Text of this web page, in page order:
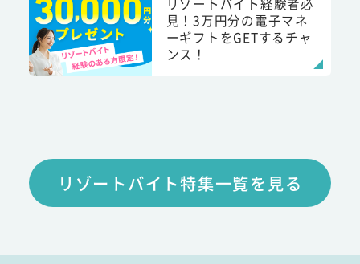
見！3万円分の電子マネ
ーギフトをGETするチャ
ンス！
リゾートバイト特集一覧を見る